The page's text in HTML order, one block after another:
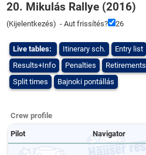
20. Mikulás Rallye (2016)
(Kijelentkezés) - Aut frissítés? 26
Live tables: Itinerary sch. Entry list
Results+Info
Penalties Retirements
Split times
Bajnoki pontállás
Crew profile
Pilot Navigator